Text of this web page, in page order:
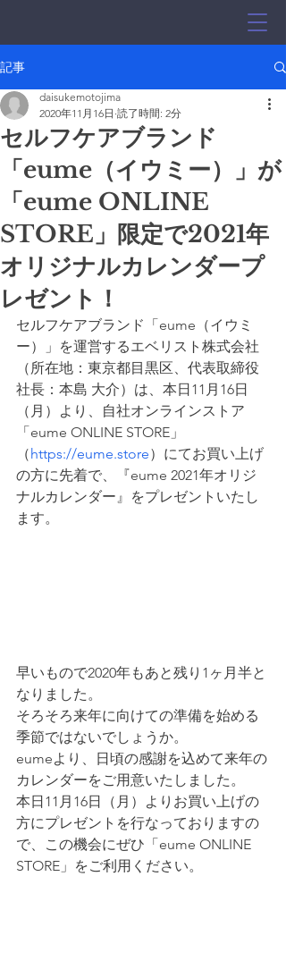
記事
セルフケアブランド
「eume（イウミー）」が
「eume ONLINE
STORE」限定で2021年
オリジナルカレンダープ
レゼント！
daisukemotojima
2020年11月16日 読了時間: 2分
セルフケアブランド「eume（イウミ
ー）」を運営するエベリスト株式会社
（所在地：東京都目黒区、代表取締役
社長：本島 大介）は、本日11月16日
（月）より、自社オンラインストア
「eume ONLINE STORE」
（https://eume.store）にてお買い上げ
の方に先着で、『eume 2021年オリジ
ナルカレンダー』をプレゼントいたし
ます。
早いもので2020年もあと残り1ヶ月半と
なりました。
そろそろ来年に向けての準備を始める
季節ではないでしょうか。
eumeより、日頃の感謝を込めて来年の
カレンダーをご用意いたしました。
本日11月16日（月）よりお買い上げの
方にプレゼントを行なっておりますの
で、この機会にぜひ「eume ONLINE
STORE」をご利用ください。